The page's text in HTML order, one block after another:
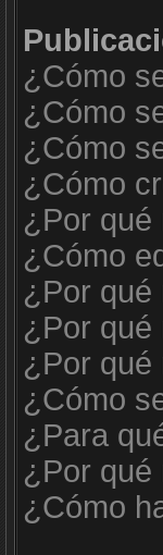
¿Cómo
¿Cómo
¿Cómo
¿Cómo
¿Por qué
¿Cómo
¿Por qué
¿Por qué
¿Por qué
¿Cómo
¿Para
¿Por qué
¿Cómo